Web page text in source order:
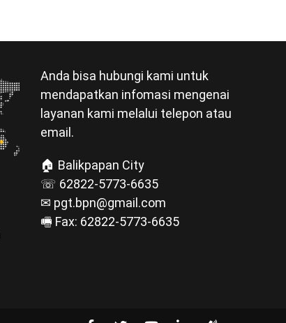
Anda bisa hubungi kami untuk
mendapatkan infomasi mengenai
layanan kami melalui telepon atau
email.
🏠 Balikpapan City
☏ 62822-5773-6635
✉ pgt.bpn@gmail.com
🖷 Fax: 62822-5773-6635